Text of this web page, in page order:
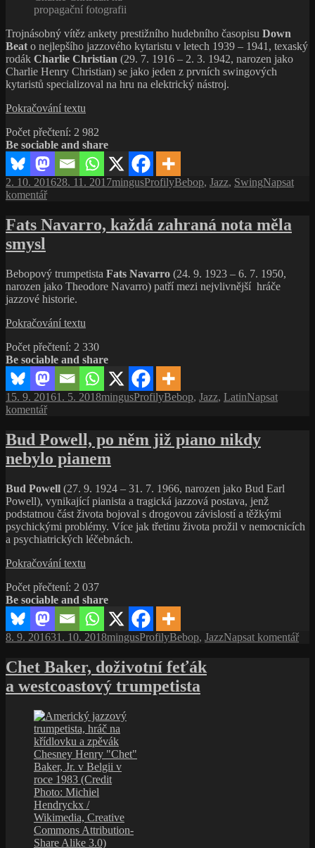
a úspěšný
kapelník
prvního
bebopového
big
bandu
propagační fotografii
Trojnásobný vítěz ankety prestižního hudebního časopisu Down
Beato nejlepšího jazzového kytaristu v letech 1939 – 1941, texaský
rodák Charlie Christian (29. 7. 1916 – 2. 3. 1942, narozen jako
Charlie Henry Christian) se jako jeden z prvních swingových
kytaristů specializoval na hru na elektrický nástroj.
Pokračování textu
bebopový
pionýr,
který
povznesl
kytaru
sólového
nástroje
Počet přečtení: 2 982
Be sociable and share
Publikováno:
2. 10. 201628. 11. 2017Autor:
mingusRubriky:
ProfilyŠtítky:
Bebop, Jazz, SwingNapsat
komentářpro
s
názvem
bebopový
pionýr,
který
kytaru
role
sólového
nástroje
Fats Navarro, každá zahraná nota měla
smysl
Bebopový trumpetista Fats Navarro (24. 9. 1923 – 6. 7. 1950,
narozen jako Theodore Navarro) patří mezi nejvlivnější hráče
jazzové historie.
Pokračování textu
každá
zahraná
nota
měla
smysl
Počet přečtení: 2 330
Be sociable and share
Publikováno:
15. 9. 20161. 5. 2018Autor:
mingusRubriky:
ProfilyŠtítky:
Bebop, Jazz, LatinNapsat
komentářpro
s
názvem
Fats
každá
zahraná
nota
měla
smysl
Bud Powell, po něm již piano nikdy
nebylo pianem
Bud Powell (27. 9. 1924 – 31. 7. 1966, narozen jako Bud Earl
Powell), vynikající pianista a tragická jazzová postava, jenž
podstatnou část života bojoval s drogovou závislostí a těžkými
psychickými problémy. Více jak třetinu života prožil v nemocnicích
a psychiatrických léčebnách.
Pokračování textu
po
něm
již
piano
nikdy
pianem
Počet přečtení: 2 037
Be sociable and share
Publikováno:
8. 9. 201631. 10. 2018Autor:
mingusRubriky:
ProfilyŠtítky:
Bebop, JazzNapsat komentářpro
Chet Baker, doživotní feťák
a westcoastový trumpetista